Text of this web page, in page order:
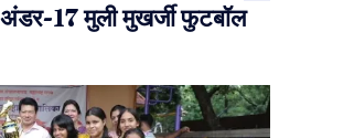
17 मुली मुखर्जी फुटबॉल